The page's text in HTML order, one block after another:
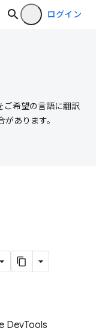
ログイン
ご希望の言語に翻訳
あります。
DevTools